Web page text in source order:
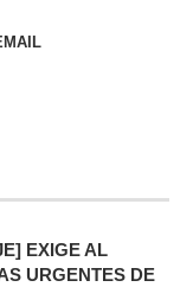
EXIGE AL
URGENTES DE